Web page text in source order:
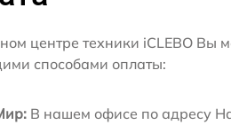
центре техники iCLEBO Вы
способами оплаты:
В нашем офисе по адресу